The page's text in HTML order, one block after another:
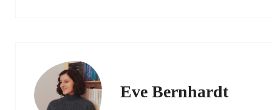
Eve Bernhardt